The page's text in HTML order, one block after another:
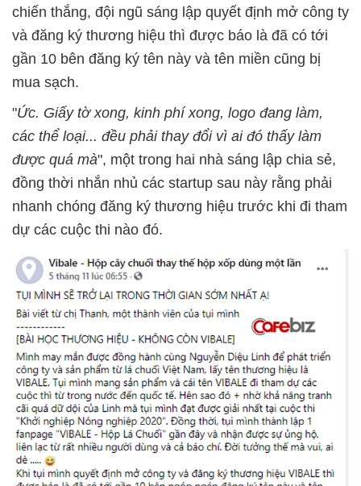
chiến thắng, đội ngũ sáng lập quyết định mở công ty
và đăng ký thương hiệu thì được báo là đã có tới
gần 10 bên đăng ký tên này và tên miền cũng bị
mua sạch.
"Ức. Giấy tờ xong, kinh phí xong, logo đang làm,
các thể loại... đều phải thay đổi vì ai đó thấy làm
được quá mà", một trong hai nhà sáng lập chia sẻ,
đồng thời nhắn nhủ các startup sau này rằng phải
nhanh chóng đăng ký thương hiệu trước khi đi tham
dự các cuộc thi nào đó.